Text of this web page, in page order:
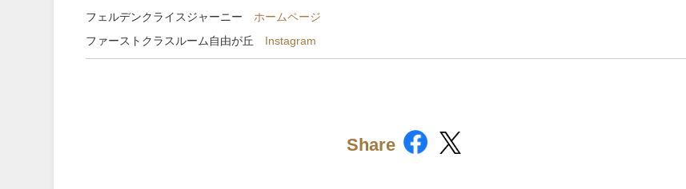
フェルデンクライスジャーニー ホームページ
ファーストクラスルーム自由が丘 Instagram
Share